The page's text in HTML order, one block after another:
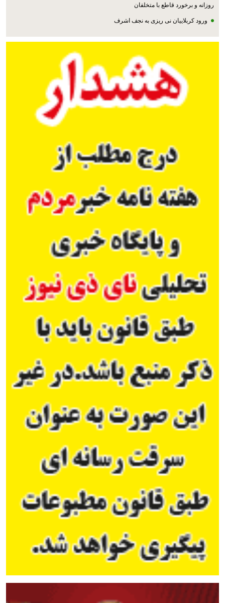
روزانه و برخورد قاطع با متخلفان
ورود کربلاییان نی ریزی به نجف اشرف